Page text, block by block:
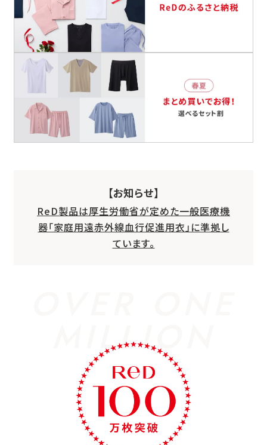
【お知らせ】
ReD製品は厚生労働省が定めた一般医療機
器「家庭用遠赤外線血行促進用衣」に準拠し
ています。
MILLION